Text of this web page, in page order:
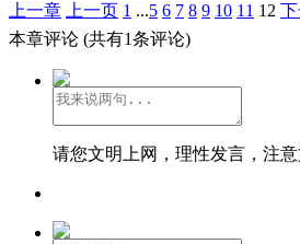
上一章
上一页 1 ...5 6 7 8 9 10 11 12
本章评论 (共有1条评论)
请您文明上网，理性发言，注